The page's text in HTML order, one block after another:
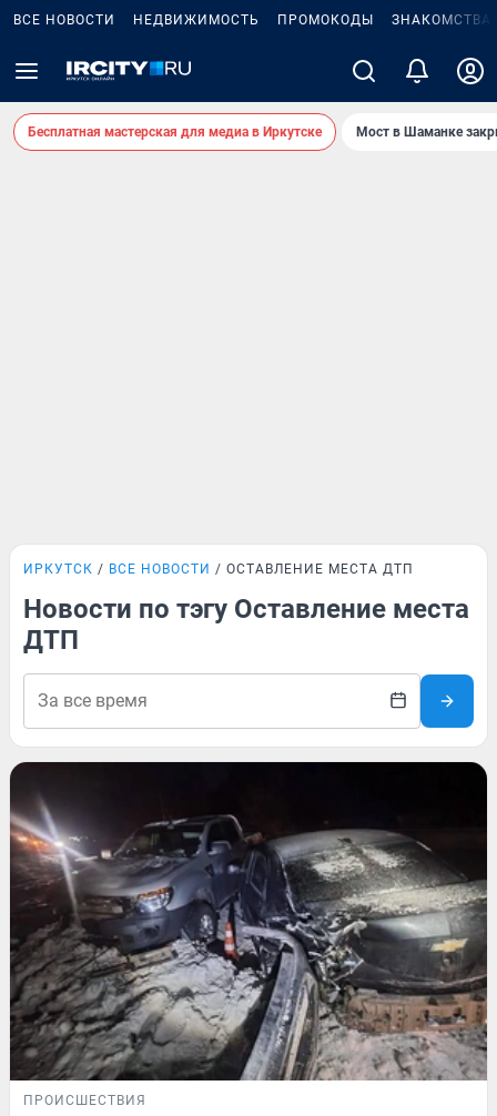
ВСЕ НОВОСТИ НЕДВИЖИМОСТЬ ПРОМОКОДЫ ЗНАКОМСТВА
Бесплатная мастерская для медиа в Иркутске Мост в Шаманке
ИРКУТСК ВСЕ НОВОСТИ ОСТАВЛЕНИЕ МЕСТА ДТП
Новости по тэгу Оставление места
ДТП
ПРОИСШЕСТВИЯ